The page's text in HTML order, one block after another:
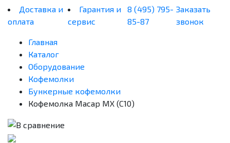
Доставка и
оплата
Гарантия и
сервис
8 (495) 795-
85-87
Заказать
звонок
Главная
Каталог
Оборудование
Кофемолки
Бункерные кофемолки
Кофемолка Macap MX (C10)